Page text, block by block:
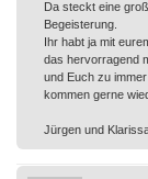
Da steckt eine
Begeisterung.
Ihr habt ja mit
das hervorragend
und Euch zu
kommen gerne
Jürgen und